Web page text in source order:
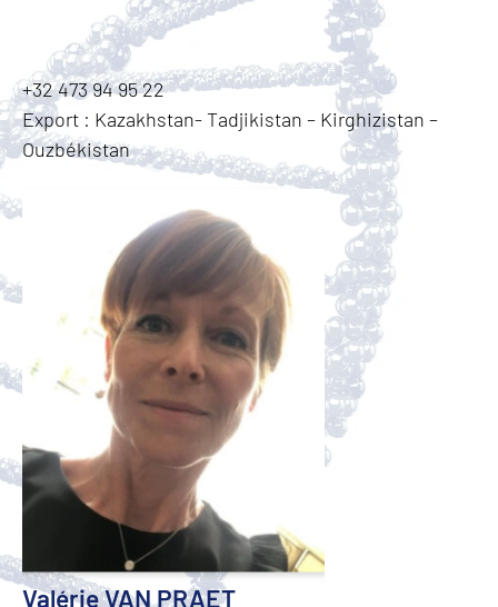
+32 473 94 95 22
Export : Kazakhstan- Tadjikistan – Kirghizistan –
Ouzbékistan
Valérie VAN PRAET